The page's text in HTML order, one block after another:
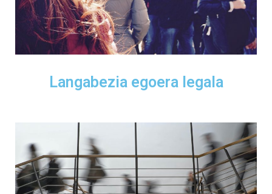
Langabezia egoera legala